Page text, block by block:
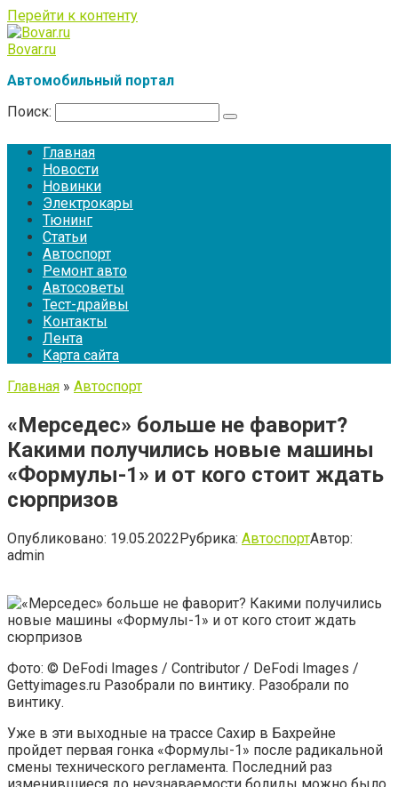
Перейти к контенту
Bovar.ru
Автомобильный портал
Поиск:
Главная
Новости
Новинки
Электрокары
Тюнинг
Статьи
Автоспорт
Ремонт авто
Автосоветы
Тест-драйвы
Контакты
Лента
Карта сайта
Главная » Автоспорт
«Мерседес» больше не фаворит?
Какими получились новые машины
«Формулы-1» и от кого стоит ждать
сюрпризов
Опубликовано: 19.05.2022Рубрика: АвтоспортАвтор:
admin
Фото: © DeFodi Images / Contributor / DeFodi Images /
Gettyimages.ru Разобрали по винтику. Разобрали по
винтику.
Уже в эти выходные на трассе Сахир в Бахрейне
пройдет первая гонка «Формулы-1» после радикальной
смены технического регламента. Последний раз